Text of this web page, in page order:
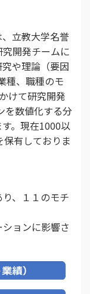
立教大学名誉
開発チームに
や理論（要因
種、職種のモ
けて研究開発
を数値化する分
。現在1000以
保有しておりま
、１１のモチ
ョンに影響さ